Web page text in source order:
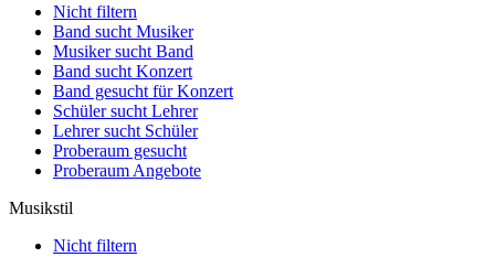
Nicht filtern
Band sucht Musiker
Musiker sucht Band
Band sucht Konzert
Band gesucht für Konzert
Schüler sucht Lehrer
Lehrer sucht Schüler
Proberaum gesucht
Proberaum Angebote
Musikstil
Nicht filtern